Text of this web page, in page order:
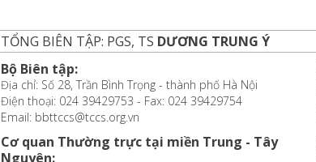
TỔNG BIÊN TẬP: PGS, TS DƯƠNG TRUNG Ý
Bộ Biên tập:
Địa chỉ: Số 28, Trần Bình Trọng - thành phố Hà Nội
Điện thoại: 024 39429753 - Fax: 024 39429754
Email: bbttccs@tccs.org.vn
Cơ quan Thường trực tại miền Trung - Tây
Nguyên: